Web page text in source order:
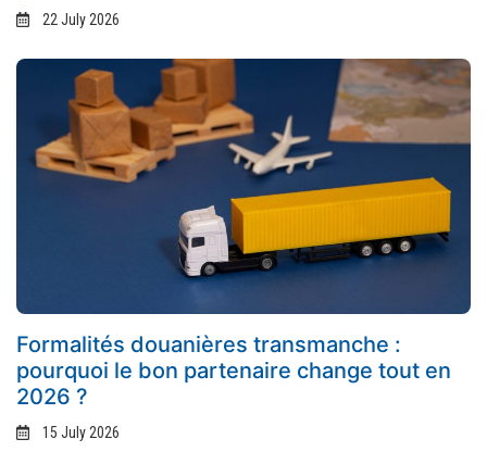
22 July 2026
Formalités douanières transmanche :
pourquoi le bon partenaire change tout en
2026 ?
15 July 2026